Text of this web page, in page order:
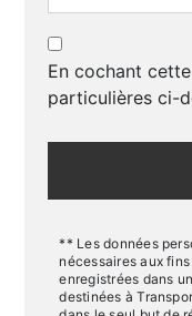
En cochant
particulières ci-
** Les données
nécessaires aux
enregistrées dans
destinées à